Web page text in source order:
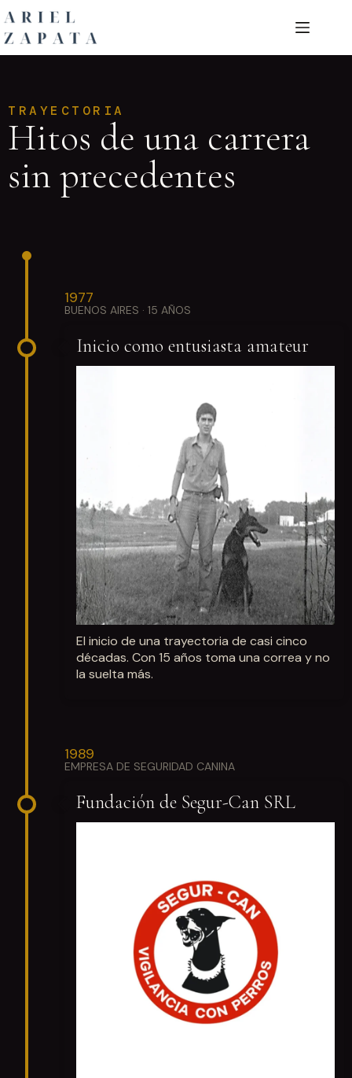
TRAYECTORIA
Hitos de una carrera
sin precedentes
1977
BUENOS AIRES · 15 AÑOS
Inicio como entusiasta amateur
El inicio de una trayectoria de casi cinco
décadas. Con 15 años toma una correa y no
la suelta más.
1989
EMPRESA DE SEGURIDAD CANINA
Fundación de Segur-Can SRL